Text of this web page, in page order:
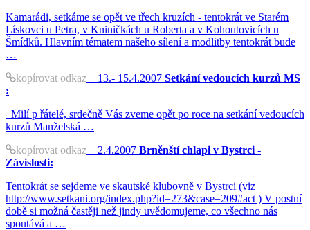
Kamarádi, setkáme se opět ve třech kruzích - tentokrát ve Starém
Lískovci u Petra, v Kniničkách u Roberta a v Kohoutovicích u
Šmídků. Hlavním tématem našeho sílení a modlitby tentokrát bude
…
kopírovat odkaz 13.- 15.4.2007 Setkání vedoucích kurzů MS
:
Milí p řátelé, srdečně Vás zveme opět po roce na setkání vedoucích
kurzů Manželská …
kopírovat odkaz 2.4.2007 Brněnští chlapi v Bystrci -
Závislosti:
Tentokrát se sejdeme ve skautské klubovně v Bystrci (viz
http://www.setkani.org/index.php?id=273&case=209#act ) V postní
době si možná častěji než jindy uvědomujeme, co všechno nás
spoutává a …